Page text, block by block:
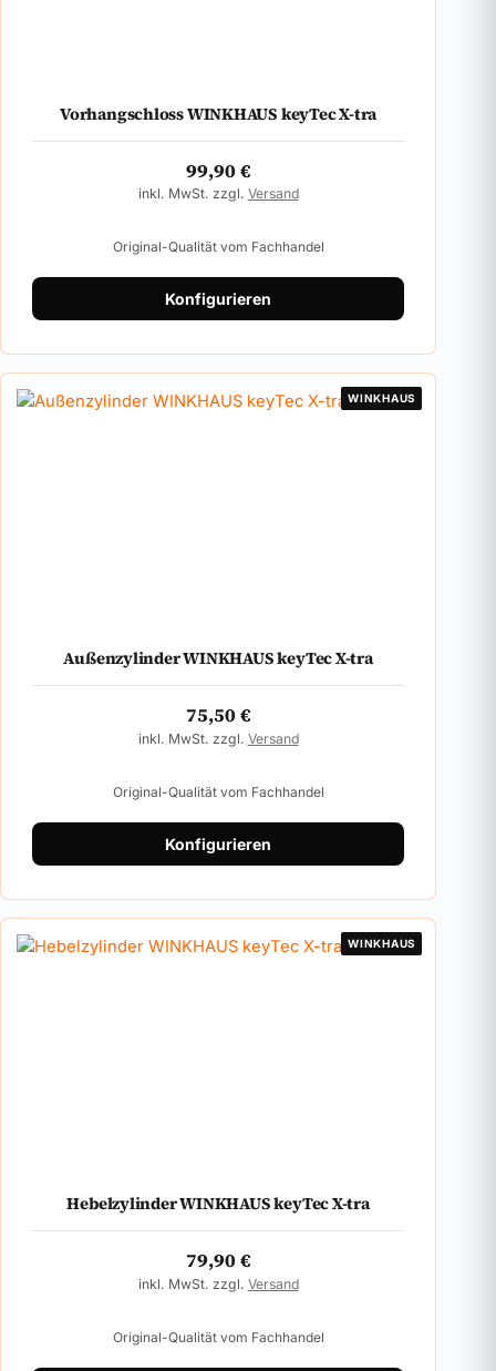
Vorhangschloss WINKHAUS keyTec X-tra
99,90€
inkl. MwSt. zzgl. Versand
Original-Qualität vom Fachhandel
Konfigurieren
WINKHAUS
Außenzylinder WINKHAUS keyTec X-tra
75,50€
inkl. MwSt. zzgl. Versand
Original-Qualität vom Fachhandel
Konfigurieren
WINKHAUS
Hebelzylinder WINKHAUS keyTec X-tra
79,90€
inkl. MwSt. zzgl. Versand
Original-Qualität vom Fachhandel